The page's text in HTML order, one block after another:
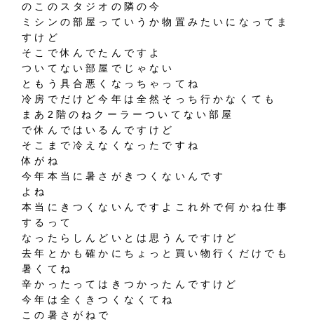
のこのスタジオの隣の今
ミシンの部屋っていうか物置みたいになってま
すけど
そこで休んでたんですよ
ついてない部屋でじゃない
ともう具合悪くなっちゃってね
冷房でだけど今年は全然そっち行かなくても
まあ2階のねクーラーついてない部屋
で休んではいるんですけど
そこまで冷えなくなったですね
体がね
今年本当に暑さがきつくないんです
よね
本当にきつくないんですよこれ外で何かね仕事
するって
なったらしんどいとは思うんですけど
去年とかも確かにちょっと買い物行くだけでも
暑くてね
辛かったってはきつかったんですけど
今年は全くきつくなくてね
この暑さがねで